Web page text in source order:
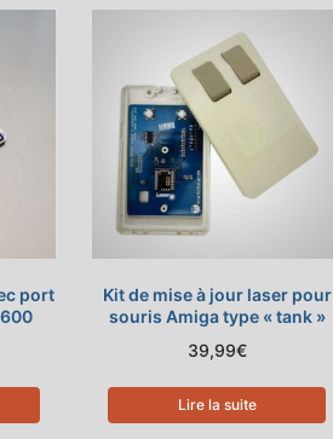
port
Kit de mise à jour laser pour
souris Amiga type « tank »
39,99€
Lire la suite